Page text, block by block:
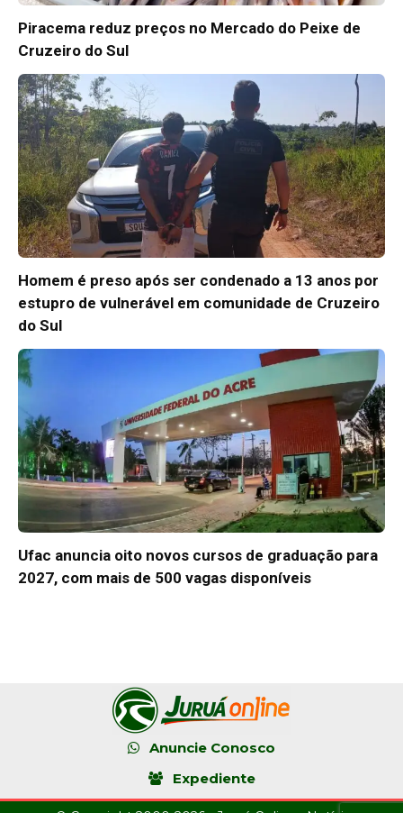
Piracema reduz preços no Mercado do Peixe de
Cruzeiro do Sul
Homem é preso após ser condenado a 13 anos por
estupro de vulnerável em comunidade de Cruzeiro
do Sul
Ufac anuncia oito novos cursos de graduação para
2027, com mais de 500 vagas disponíveis
Anuncie Conosco
Expediente